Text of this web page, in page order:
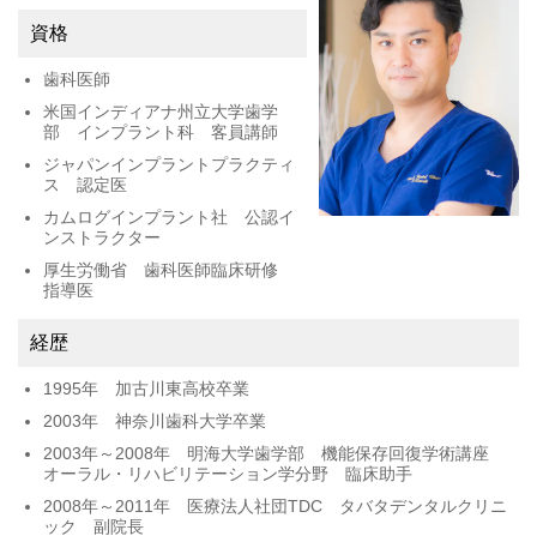
資格
歯科医師
米国インディアナ州立大学歯学
部 インプラント科 客員講師
ジャパンインプラントプラクティ
ス 認定医
カムログインプラント社 公認イ
ンストラクター
厚生労働省 歯科医師臨床研修
指導医
経歴
1995年 加古川東高校卒業
2003年 神奈川歯科大学卒業
2003年～2008年 明海大学歯学部 機能保存回復学術講座
オーラル・リハビリテーション学分野 臨床助手
2008年～2011年 医療法人社団TDC タバタデンタルクリニ
ック 副院長